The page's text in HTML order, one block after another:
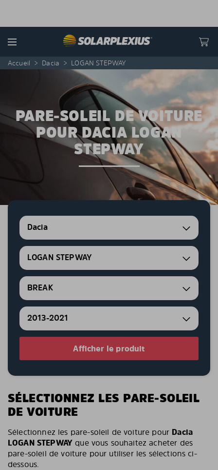
Menu
Accueil > Dacia > LOGAN STEPWAY
PARE-SOLEIL DE VOITURE
POUR DACIA LOGAN
STEPWAY
Dacia
LOGAN STEPWAY
BREAK
2013-2021
Afficher le produit
SÉLECTIONNEZ LES PARE-SOLEIL
DE VOITURE
Sélectionnez les pare-soleil de voiture pour Dacia
LOGAN STEPWAY que vous souhaitez acheter des
pare-soleil de voiture pour utiliser les sélections ci-
dessous.